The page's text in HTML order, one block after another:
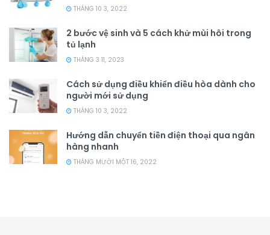
THÁNG 10 3, 2022
2 bước vệ sinh và 5 cách khử mùi hôi trong
tủ lạnh
THÁNG 3 11, 2023
Cách sử dụng điều khiển điều hòa dành cho
người mới sử dụng
THÁNG 10 3, 2022
Hướng dẫn chuyển tiền điện thoại qua ngân
hàng nhanh
THÁNG MƯỜI MỘT 16, 2022